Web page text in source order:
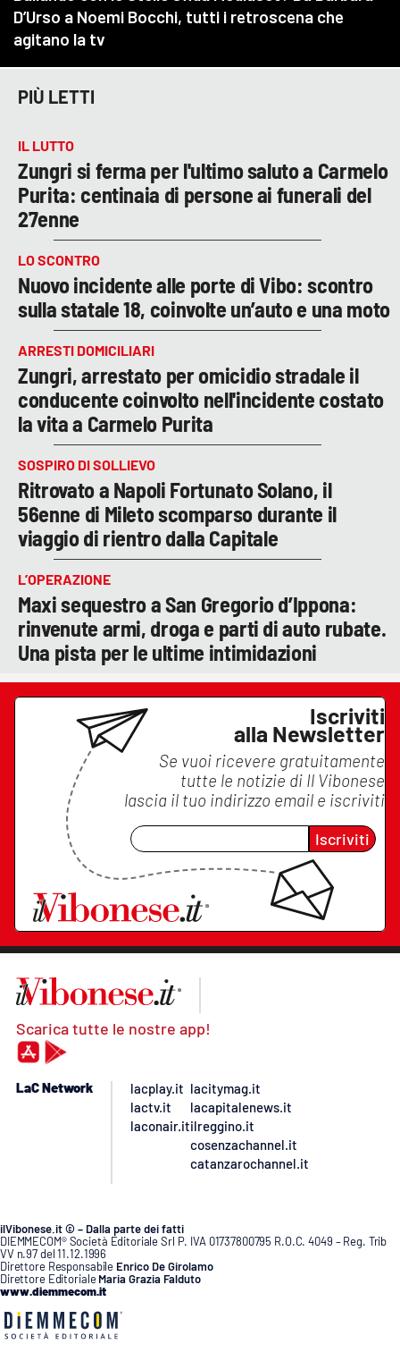
PIÙ LETTI
IL LUTTO
Zungri si ferma per l'ultimo saluto a Carmelo
Purita: centinaia di persone ai funerali del
27enne
LO SCONTRO
Nuovo incidente alle porte di Vibo: scontro
sulla statale 18, coinvolte un’auto e una moto
ARRESTI DOMICILIARI
Zungri, arrestato per omicidio stradale il
conducente coinvolto nell'incidente costato
la vita a Carmelo Purita
SOSPIRO DI SOLLIEVO
Ritrovato a Napoli Fortunato Solano, il
56enne di Mileto scomparso durante il
viaggio di rientro dalla Capitale
L’OPERAZIONE
Maxi sequestro a San Gregorio d’Ippona:
rinvenute armi, droga e parti di auto rubate.
Una pista per le ultime intimidazioni
Iscriviti
alla Newsletter
Se vuoi ricevere gratuitamente
tutte le notizie di Il Vibonese
lascia il tuo indirizzo email e iscriviti
Iscriviti
Scarica tutte le nostre app!
LaC Network
lacplay.it
lactv.it
laconair.it
lacitymag.it
lacapitalenews.it
ilreggino.it
cosenzachannel.it
catanzarochannel.it
ilVibonese.it © – Dalla parte dei fatti
DIEMMECOM® Società Editoriale Srl P. IVA 01737800795 R.O.C. 4049 – Reg. Trib
VV n.97 del 11.12.1996
Direttore Responsabile Enrico De Girolamo
Direttore Editoriale Maria Grazia Falduto
www.diemmecom.it